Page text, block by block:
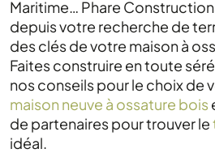
Maritime… Phare
depuis votre recherche de
des clés de votre maison à
Faites construire en toute
nos conseils pour le choix de
maison neuve à ossature bois
de partenaires pour trouver le
idéal.